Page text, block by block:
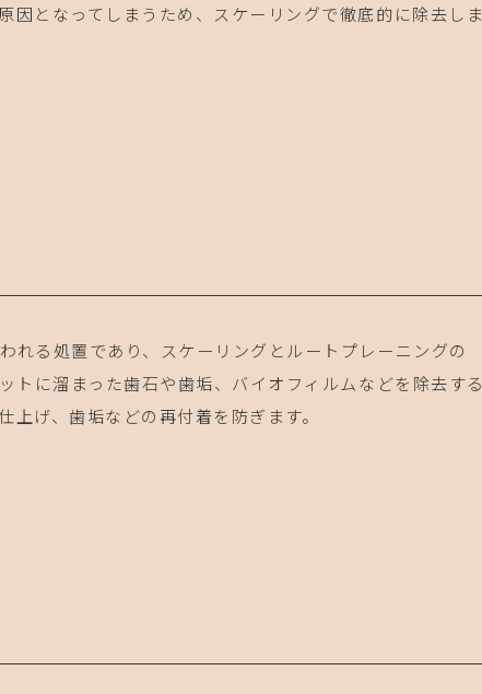
因となってしまうため、スケーリングで徹底的に除去しま
れる処置であり、スケーリングとルートプレーニングの
トに溜まった歯石や歯垢、バイオフィルムなどを除去する
げ、歯垢などの再付着を防ぎます。